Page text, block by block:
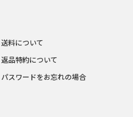
送料について
返品特約について
パスワードをお忘れの場合